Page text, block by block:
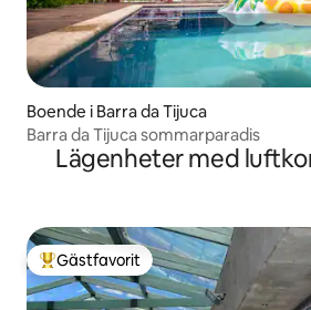
Boende i Barra da Tijuca
Barra da Tijuca sommarparadis
Lägenheter med
Populär gästfavorit
Gästfavorit